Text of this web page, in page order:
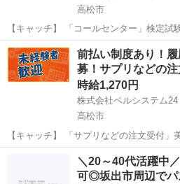
高松市
【キャッチ】 「コールセンター」検定試
土日祝休み！17:00退社！扶養内OK 【コメント】 ベルシステム24なら
前払い＆履歴書不要！ 勤務時間や働き方
ルに合わせたお仕事を...
香川 高松市 電話対応
前払い制度あり！
募！サプリなどの
時給1,270円
株式会社ベルシステム24
高松市
【キャッチ】 「サプリなどの注文受付」
OK！高時給！車通勤OK！週3日～！扶養内OK 【コメント】
テム24には経験や資格一切不問のお仕事も多数(^^♪ ＃
ク ＃週2のスキ...
電話対応
＼20～40代活躍中
可◎坂出市周辺で